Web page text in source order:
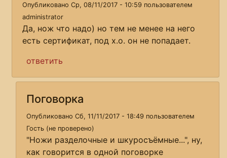
Опубликовано Ср, 08/11/2017 - 10:59 пользователем
administrator
Да, нож что надо) но тем не менее на него
есть сертификат, под х.о. он не попадает.
ответить
Поговорка
Опубликовано Сб, 11/11/2017 - 18:49 пользователем
Гость (не проверено)
"Ножи разделочные и шкуросъёмные...", ну,
как говорится в одной поговорке